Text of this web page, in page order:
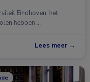
Eindhoven, het
hebben …
Lees meer →